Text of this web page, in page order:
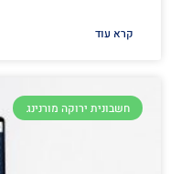
קרא עוד
חשבונית ירוקה מורנינג